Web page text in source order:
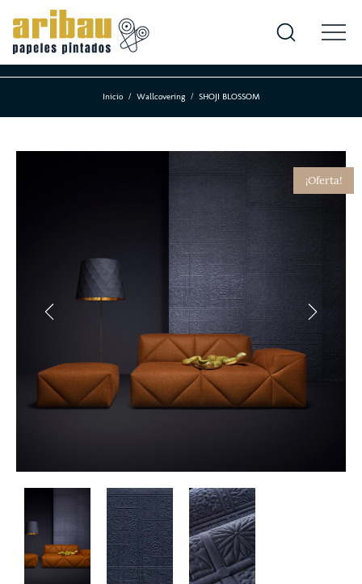
Inicio Wallcovering SHOJI BLOSSOM
¡Oferta!